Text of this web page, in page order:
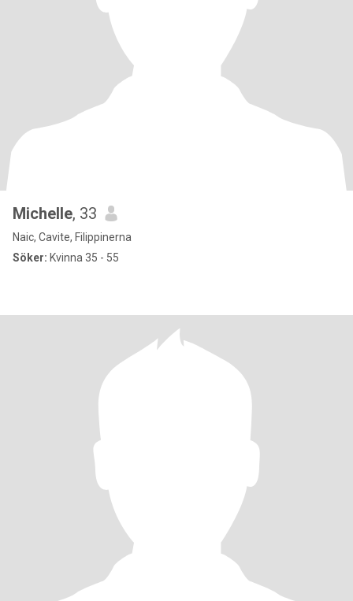
Michelle, 33
Naic, Cavite, Filippinerna
Söker: Kvinna 35 - 55